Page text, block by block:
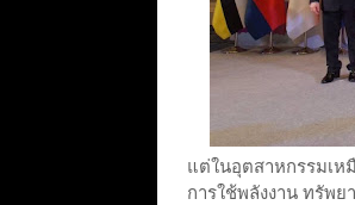
แต่ในอุตสาหกรรมเห
การใช้พลังงาน ทรัพ